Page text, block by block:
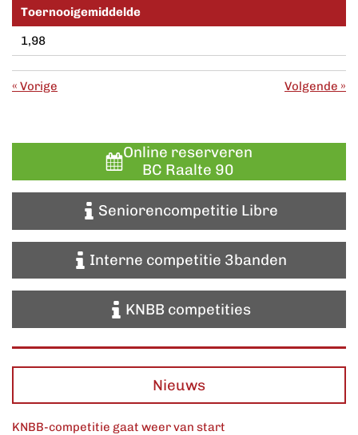
Toernooigemiddelde
1,98
« Vorige Volgende »
Online reserveren
BC Raalte 90
Seniorencompetitie Libre
Interne competitie 3banden
KNBB competities
Nieuws
KNBB-competitie gaat weer van start